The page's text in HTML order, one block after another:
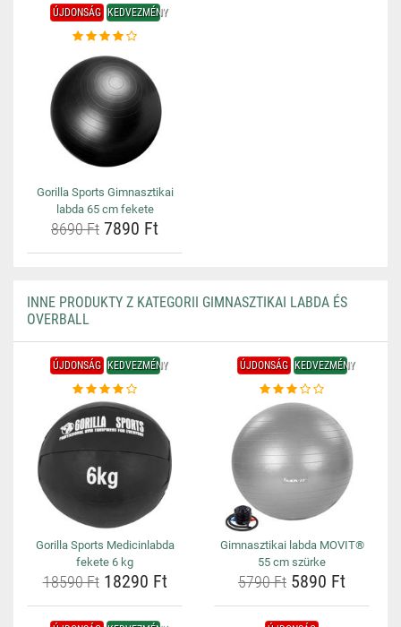
ÚJDONSÁG KEDVEZMÉNY
Gorilla Sports Gimnasztikai
labda 65 cm fekete
8690 Ft 7890 Ft
INNE PRODUKTY Z KATEGORII GIMNASZTIKAI LABDA ÉS
OVERBALL
ÚJDONSÁG KEDVEZMÉNY
Gorilla Sports Medicinlabda
fekete 6 kg
18590 Ft18290 Ft
ÚJDONSÁG KEDVEZMÉNY
Gimnasztikai labda MOVIT®
55 cm szürke
5790 Ft 5890 Ft